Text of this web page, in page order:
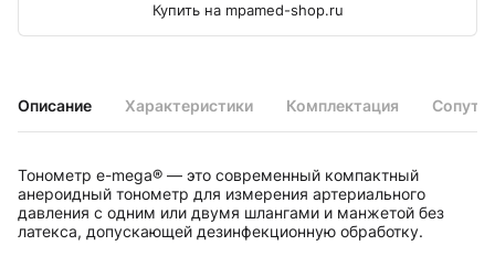
Описание Характеристики Комплектация
Тонометр e-mega® — это современный компактный
анероидный тонометр для измерения артериального
давления с одним или двумя шлангами и манжетой без
латекса, допускающей дезинфекционную обработку.
Купить на mpamed-shop.ru